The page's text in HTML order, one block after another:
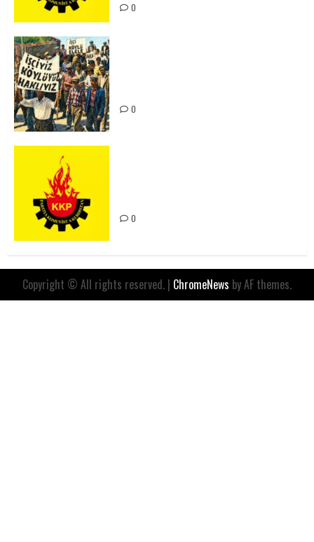
0
0
0
Copyright © All rights reserved. | ChromeNews by AF themes.